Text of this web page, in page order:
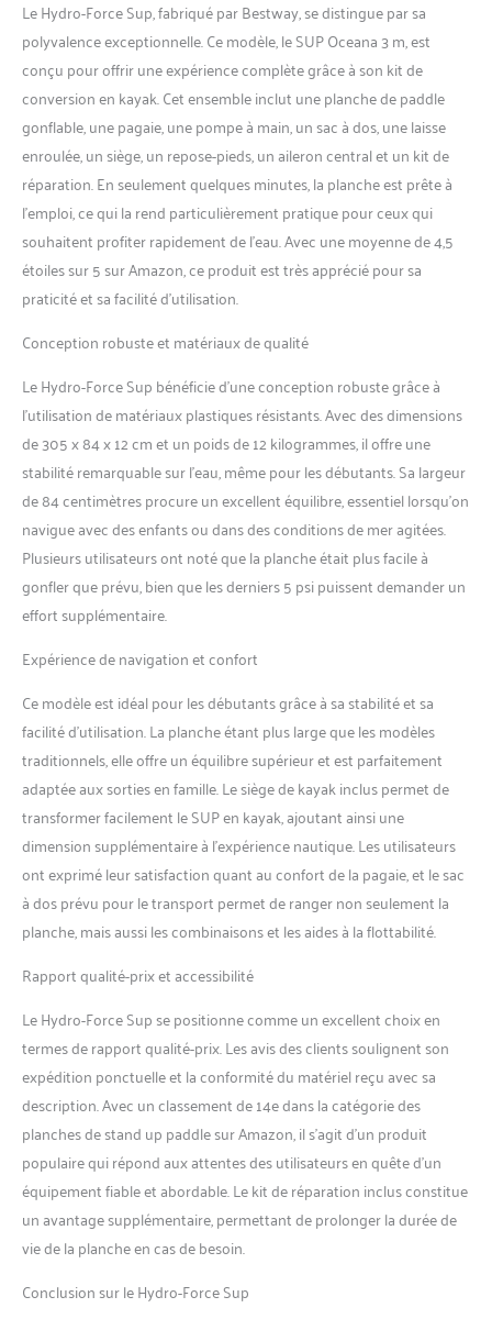
inclus et la fixation
supplémentaire pour pagaie,
vous pouvez également
utiliser cette planche
comme siège sur un kayak,
ce qui soulage également
vos pieds Matériau Drop
Stitch : conçu avec un
matériau Drop Stitch pour la
même rigidité et la même
durabilité que celles d'une
planche à parois rigides, tout
en étant portable et idéal
le sup dégonflé Coussin
pagaie gonflable Oceana
bénéficie d'un coussin de
traction antidérapant qui
offre une meilleure
adhérence pour plus de
confort et de stabilité sur
l'eau Sac de voyage et
poignée de transport :
comprend un sac à dos de
voyage pour transporter
poignée de pont pratique
pour transporter votre
planche hors de l'eau.
L'aileron amovible facilite le
rangement pour une
utilisation future
Le Hydro-Force Sup, fabriqué par Bestway, se distingue par sa
polyvalence exceptionnelle. Ce modèle, le SUP Oceana 3 m, est
conçu pour offrir une expérience complète grâce à son kit de
conversion en kayak. Cet ensemble inclut une planche de paddle
gonflable, une pagaie, une pompe à main, un sac à dos, une laisse
enroulée, un siège, un repose-pieds, un aileron central et un kit de
réparation. En seulement quelques minutes, la planche est prête à
l’emploi, ce qui la rend particulièrement pratique pour ceux qui
souhaitent profiter rapidement de l’eau. Avec une moyenne de 4,5
étoiles sur 5 sur Amazon, ce produit est très apprécié pour sa
praticité et sa facilité d’utilisation.
Conception robuste et matériaux de qualité
Le Hydro-Force Sup bénéficie d’une conception robuste grâce à
l’utilisation de matériaux plastiques résistants. Avec des dimensions
de 305 x 84 x 12 cm et un poids de 12 kilogrammes, il offre une
stabilité remarquable sur l’eau, même pour les débutants. Sa largeur
de 84 centimètres procure un excellent équilibre, essentiel lorsqu’on
navigue avec des enfants ou dans des conditions de mer agitées.
Plusieurs utilisateurs ont noté que la planche était plus facile à
gonfler que prévu, bien que les derniers 5 psi puissent demander un
effort supplémentaire.
Expérience de navigation et confort
Ce modèle est idéal pour les débutants grâce à sa stabilité et sa
facilité d’utilisation. La planche étant plus large que les modèles
traditionnels, elle offre un équilibre supérieur et est parfaitement
adaptée aux sorties en famille. Le siège de kayak inclus permet de
transformer facilement le SUP en kayak, ajoutant ainsi une
dimension supplémentaire à l’expérience nautique. Les utilisateurs
ont exprimé leur satisfaction quant au confort de la pagaie, et le sac
à dos prévu pour le transport permet de ranger non seulement la
planche, mais aussi les combinaisons et les aides à la flottabilité.
Rapport qualité-prix et accessibilité
Le Hydro-Force Sup se positionne comme un excellent choix en
termes de rapport qualité-prix. Les avis des clients soulignent son
expédition ponctuelle et la conformité du matériel reçu avec sa
description. Avec un classement de 14e dans la catégorie des
planches de stand up paddle sur Amazon, il s’agit d’un produit
populaire qui répond aux attentes des utilisateurs en quête d’un
équipement fiable et abordable. Le kit de réparation inclus constitue
un avantage supplémentaire, permettant de prolonger la durée de
vie de la planche en cas de besoin.
Conclusion sur le Hydro-Force Sup